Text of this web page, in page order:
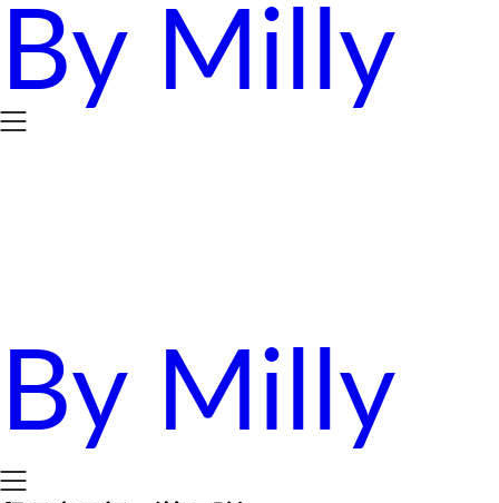
Skip
content
By Milly
By Milly